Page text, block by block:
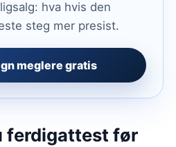
hva hvis den
steg mer presist.
meglere gratis
ferdigattest før